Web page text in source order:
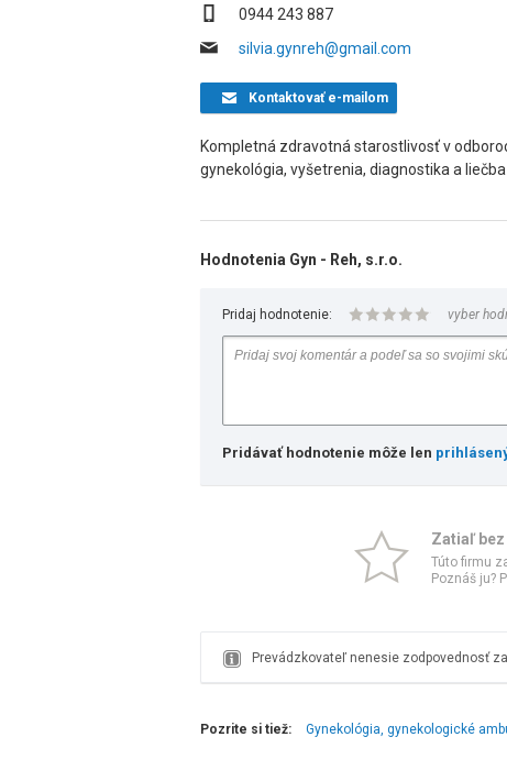
0944 243 887
silvia.gynreh@gmail.com
Kontaktovaťe-mailom
Kompletná zdravotná starostlivosť v
gynekológia, vyšetrenia, diagnostika a
Hodnotenia Gyn - Reh, s.r.o.
Pridaj hodnotenie: vyber
Pridávať hodnotenie môže len
Zatiaľ
Túto firmu
Poznáš ju?
Prevádzkovateľ nenesie zodpovednosť
Pozrite si tiež: Gynekológia, gynekologické